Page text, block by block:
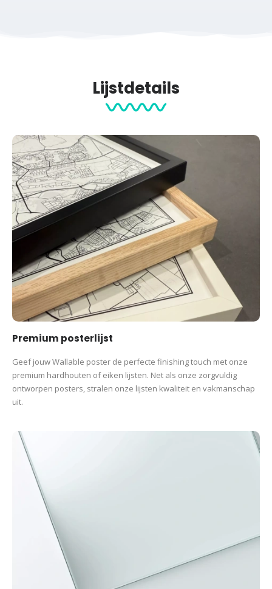
Lijstdetails
Premium posterlijst
Geef jouw Wallable poster de perfecte finishing touch met onze
premium hardhouten of eiken lijsten. Net als onze zorgvuldig
ontworpen posters, stralen onze lijsten kwaliteit en vakmanschap
uit.